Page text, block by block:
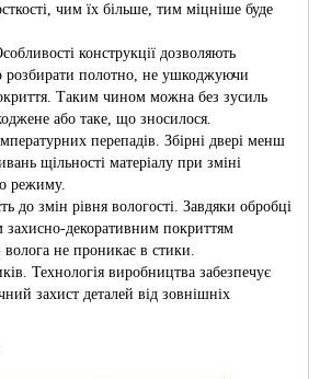
чим їх більше, тим міцніше буде
конструкції дозволяють
розбирати полотно, не ушкоджуючи
Таким чином можна без зусиль
або таке, що зносилося.
перепадів. Збірні двері менш
щільності матеріалу при зміні
режиму.
до змін рівня вологості. Завдяки обробці
захисно-декоративним покриттям
не проникає в стики.
Технологія виробництва забезпечує
захист деталей від зовнішніх